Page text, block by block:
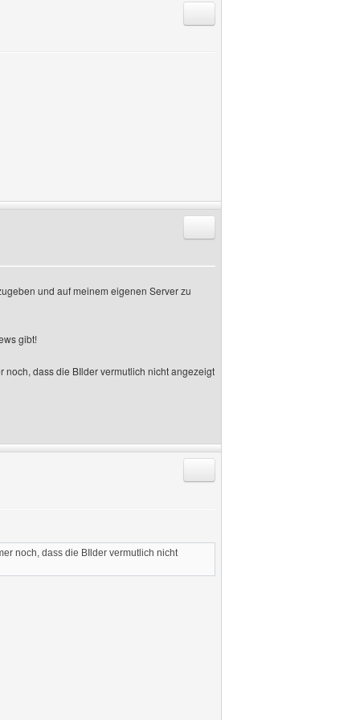
und auf meinem eigenen Server zu
gibt!
dass die BIlder vermutlich nicht angezeigt
noch, dass die BIlder vermutlich nicht